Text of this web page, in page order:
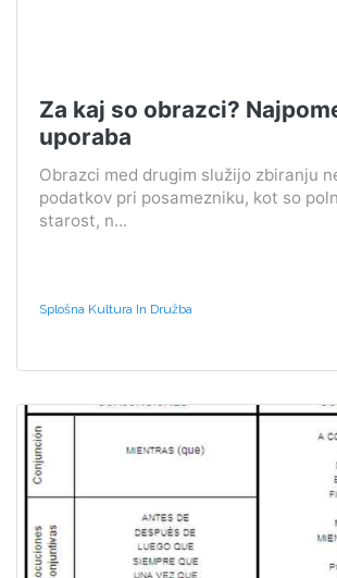
Za kaj so obrazci?
uporaba
Obrazci med drugim služijo zbiranju
podatkov pri posamezniku, kot so
starost, n...
Splošna Kultura In Družba